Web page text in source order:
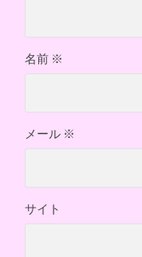
名前 ※
メール ※
サイト